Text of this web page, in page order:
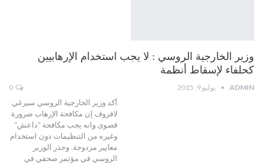
وزير الخارجية الروسي : لا يجب استخدام الإرهابيين
كحلفاء لإسقاط أنظمة
ADMIN يوليو 9, 2015
أكد وزير الخارجية الروسي سيرغي
لافروف إن مكافحة الإرهاب ضرورة
قصوى وانه يجب مكافحة "داعش"
وغيره من التنظيمات دون استخدام
معايير مزدوجة. وحذر الوزير
الروسي في مؤتمر صحفي في